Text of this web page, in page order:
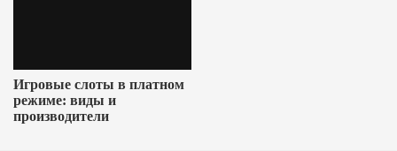
Игровые слоты в платном
режиме: виды и
производители